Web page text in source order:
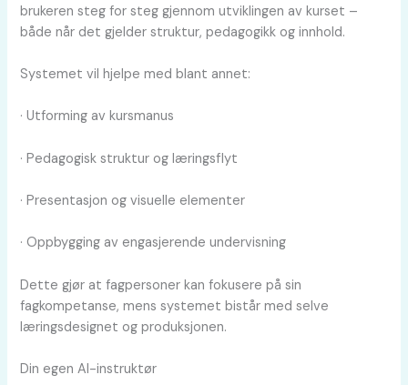
brukeren steg for steg gjennom utviklingen av kurset –
både når det gjelder struktur, pedagogikk og innhold.
Systemet vil hjelpe med blant annet:
· Utforming av kursmanus
· Pedagogisk struktur og læringsflyt
· Presentasjon og visuelle elementer
· Oppbygging av engasjerende undervisning
Dette gjør at fagpersoner kan fokusere på sin
fagkompetanse, mens systemet bistår med selve
læringsdesignet og produksjonen.
Din egen AI-instruktør